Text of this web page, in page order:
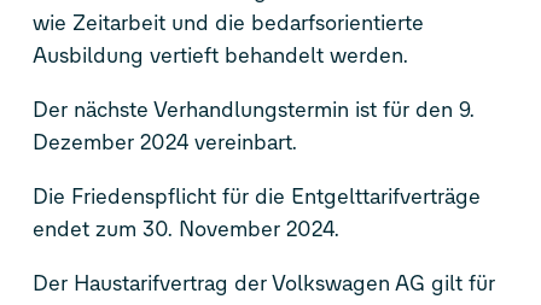
wie Zeitarbeit und die bedarfsorientierte
Ausbildung vertieft behandelt werden.
Der nächste Verhandlungstermin ist für den 9.
Dezember 2024 vereinbart.
Die Friedenspflicht für die Entgelttarifverträge
endet zum 30. November 2024.
Der Haustarifvertrag der Volkswagen AG gilt für